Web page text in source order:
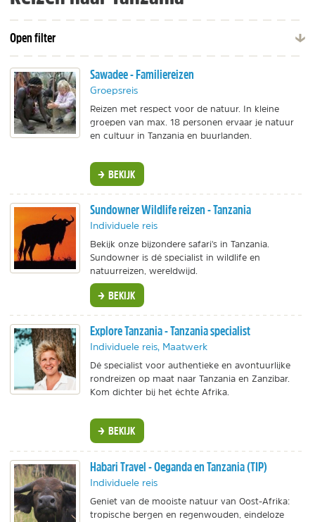
Open filter
Sawadee - Familiereizen
Groepsreis
Reizen met respect voor de natuur. In kleine
groepen van max. 18 personen ervaar je natuur
en cultuur in Tanzania en buurlanden.
BEKIJK
Sundowner Wildlife reizen - Tanzania
Individuele reis
Bekijk onze bijzondere safari's in Tanzania.
Sundowner is dé specialist in wildlife en
natuurreizen, wereldwijd.
BEKIJK
Explore Tanzania - Tanzania specialist
Individuele reis, Maatwerk
Dé specialist voor authentieke en avontuurlijke
rondreizen op maat naar Tanzania en Zanzibar.
Kom dichter bij het échte Afrika.
BEKIJK
Habari Travel - Oeganda en Tanzania (TIP)
Individuele reis
Geniet van de mooiste natuur van Oost-Afrika:
tropische bergen en regenwouden, eindeloze